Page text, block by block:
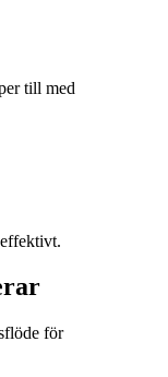
till med
för